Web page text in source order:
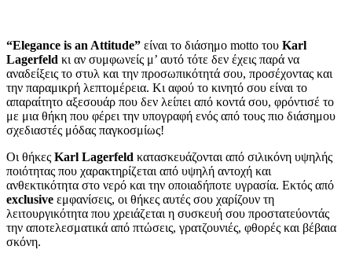
“Elegance is an Attitude” είναι το διάσημο motto του Karl
Lagerfeld κι αν συμφωνείς μ’ αυτό τότε δεν έχεις παρά να
αναδείξεις το στυλ και την προσωπικότητά σου, προσέχοντας και
την παραμικρή λεπτομέρεια. Κι αφού το κινητό σου είναι το
απαραίτητο αξεσουάρ που δεν λείπει από κοντά σου, φρόντισέ το
με μια θήκη που φέρει την υπογραφή ενός από τους πιο διάσημου
σχεδιαστές μόδας παγκοσμίως!
Οι θήκες Karl Lagerfeld κατασκευάζονται από σιλικόνη υψηλής
ποιότητας που χαρακτηρίζεται από υψηλή αντοχή και
ανθεκτικότητα στο νερό και την οποιαδήποτε υγρασία. Εκτός από
exclusive εμφανίσεις, οι θήκες αυτές σου χαρίζουν τη
λειτουργικότητα που χρειάζεται η συσκευή σου προστατεύοντάς
την αποτελεσματικά από πτώσεις, γρατζουνιές, φθορές και βέβαια
σκόνη.